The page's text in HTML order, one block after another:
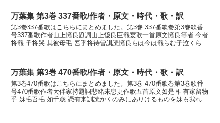
万葉集 第3巻 337番歌/作者・原文・時代・歌・訳
第3巻337番歌はこちらにまとめました。第3巻 337番歌巻第3巻歌番
号337番歌作者山上憶良題詞山上憶良臣罷宴歌一首原文憶良等者 今者
将罷 子将哭 其彼母毛 吾乎将待曽訓読憶良らは今は罷らむ子泣くらむ
万葉集 第3巻 470番歌/作者・原文・時代・歌・訳
第3巻470番歌はこちらにまとめました。第3巻 470番歌巻第3巻歌番
号470番歌作者大伴家持題詞悲緒未息更作歌五首原文如是耳 有家留物
乎 妹毛吾毛 如千歳 憑有来訓読かくのみにありけるものを妹も我れも